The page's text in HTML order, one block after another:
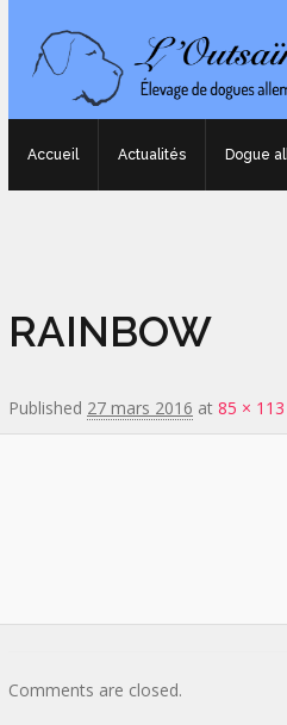
Accueil Actualités Dogue
RAINBOW
Published 27 mars 2016 at 85 × 113
Comments are closed.